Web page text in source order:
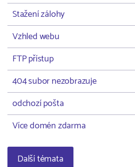
Stažení zálohy
Vzhled webu
FTP přístup
404 subor nezobrazuje
odchozí pošta
Více domén zdarma
Další témata